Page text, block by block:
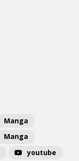
Manga
Manga
youtube